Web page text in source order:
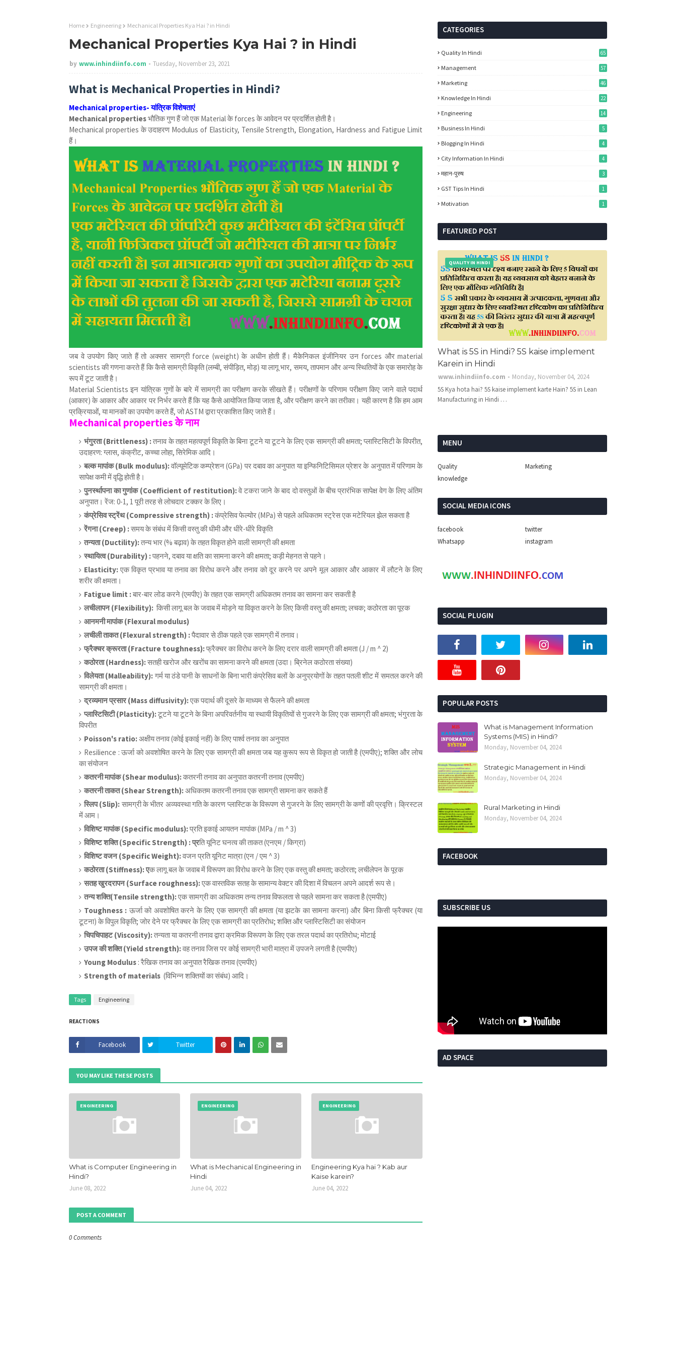
Home Engineering Mechanical Properties Kya Hai ? in Hindi
Mechanical Properties Kya Hai ? in Hindi
by www.inhindiinfo.com Tuesday, November 23, 2021
What is Mechanical Properties in Hindi?
Mechanical properties-यांत्रिक विशेषताएं
Mechanical propertiesभौतिक गुण हैं जो एक Material के forces के आवेदन पर प्रदर्शित होती है।
Mechanical properties के उदाहरण Modulus of Elasticity, Tensile Strength, Elongation, Hardness and Fatigue Limit
हैं।
जब वे उपयोग किए जाते हैं तो अक्सर सामग्री force (weight) के अधीन होती हैं। मैकेनिकल इंजीनियर उन forces और material
scientists की गणना करते हैं कि कैसे सामग्री विकृति (लम्बी, संपीड़ित, मोड़) या लागू भार, समय, तापमान और अन्य स्थितियों के एक समारोह के
रूप में टूट जाती है।
Material Scientists इन यांत्रिक गुणों के बारे में सामग्री का परीक्षण करके सीखते हैं। परीक्षणों के परिणाम परीक्षण किए जाने वाले पदार्थ
(आकार) के आकार और आकार पर निर्भर करते हैं कि यह कैसे आयोजित किया जाता है, और परीक्षण करने का तरीका। यही कारण है कि हम आम
प्रक्रियाओं, या मानकों का उपयोग करते हैं, जो ASTM द्वारा प्रकाशित किए जाते हैं।
Mechanical properties के नाम
भंगुरता (Brittleness) :तनाव के तहत महत्वपूर्ण विकृति के बिना टूटने या टूटने के लिए एक सामग्री की क्षमता; प्लास्टिसिटी के विपरीत,
उदाहरण: ग्लास, कंक्रीट, कच्चा लोहा, सिरेमिक आदि।
बल्क मापांक (Bulk modulus):वॉल्यूमेटिक कम्प्रेशन (GPa) पर दबाव का अनुपात या इन्फिनिटिसिमल प्रेशर के अनुपात में परिणाम के
सापेक्ष कमी में वृद्धि होती है।
पुनर्स्थापना का गुणांक (Coefficient of restitution):वे टकरा जाने के बाद दो वस्तुओं के बीच प्रारंभिक सापेक्ष वेग के लिए अंतिम
अनुपात। रेंज: 0-1, 1 पूरी तरह से लोचदार टक्कर के लिए।
कंप्रेसिव स्ट्रेंथ (Compressive strength) :कंप्रेसिव फेल्योर (MPa) से पहले अधिकतम स्ट्रेस एक मटेरियल झेल सकता है
रेंगना (Creep) :समय के संबंध में किसी वस्तु की धीमी और धीरे-धीरे विकृति
तन्यता (Ductility):तन्य भार (% बढ़ाव) के तहत विकृत होने वाली सामग्री की क्षमता
स्थायित्व (Durability) :पहनने, दबाव या क्षति का सामना करने की क्षमता; कड़ी मेहनत से पहने।
Elasticity:एक विकृत प्रभाव या तनाव का विरोध करने और तनाव को दूर करने पर अपने मूल आकार और आकार में लौटने के लिए
शरीर की क्षमता।
Fatigue limit :बार-बार लोड करने (एमपीए) के तहत एक सामग्री अधिकतम तनाव का सामना कर सकती है
लचीलापन (Flexibility): किसी लागू बल के जवाब में मोड़ने या विकृत करने के लिए किसी वस्तु की क्षमता; लचक; कठोरता का पूरक
आनमनी मापांक (Flexural modulus)
लचीली ताकत (Flexural strength) :पैदावार से ठीक पहले एक सामग्री में तनाव।
फ्रैक्चर क्रूरता (Fracture toughness):फ्रैक्चर का विरोध करने के लिए दरार वाली सामग्री की क्षमता (J / m ^ 2)
कठोरता (Hardness):सतही खरोज और खरोंच का सामना करने की क्षमता (उदा। ब्रिनेल कठोरता संख्या)
विलेयता (Malleability): गर्म या ठंडे पानी के साधनों के बिना भारी कंप्रेसिव बलों के अनुप्रयोगों के तहत पतली शीट में समतल करने की
सामग्री की क्षमता।
द्रव्यमान प्रसार (Mass diffusivity):एक पदार्थ की दूसरे के माध्यम से फैलने की क्षमता
प्लास्टिसिटी (Plasticity):टूटने या टूटने के बिना अपरिवर्तनीय या स्थायी विकृतियों से गुजरने के लिए एक सामग्री की क्षमता; भंगुरता के
विपरीत
Poisson's ratio:अक्षीय तनाव (कोई इकाई नहीं) के लिए पार्श्व तनाव का अनुपात
Resilience : ऊर्जा को अवशोषित करने के लिए एक सामग्री की क्षमता जब यह कुरूप रूप से विकृत हो जाती है (एमपीए); शक्ति और लोच
का संयोजन
कतरनी मापांक (Shear modulus):कतरनी तनाव का अनुपात कतरनी तनाव (एमपीए)
कतरनी ताकत (Shear Strength):अधिकतम कतरनी तनाव एक सामग्री सामना कर सकते हैं
स्लिप (Slip): सामग्री के भीतर अव्यवस्था गति के कारण प्लास्टिक के विरूपण से गुजरने के लिए सामग्री के कणों की प्रवृत्ति। क्रिस्टल
में आम।
विशिष्ट मापांक (Specific modulus):प्रति इकाई आयतन मापांक (MPa / m ^ 3)
विशिष्ट शक्ति (Specific Strength) : प्रति यूनिट घनत्व की ताकत (एनएम / किग्रा)
विशिष्ट वजन (Specific Weight):वजन प्रति यूनिट मात्रा (एन / एम ^ 3)
कठोरता (Stiffness): एक लागू बल के जवाब में विरूपण का विरोध करने के लिए एक वस्तु की क्षमता; कठोरता; लचीलेपन के पूरक
सतह खुरदरापन (Surface roughness):एक वास्तविक सतह के सामान्य वेक्टर की दिशा में विचलन अपने आदर्श रूप से।
तन्य शक्ति(Tensile strength):एक सामग्री का अधिकतम तन्य तनाव विफलता से पहले सामना कर सकता है (एमपीए)
Toughness : ऊर्जा को अवशोषित करने के लिए एक सामग्री की क्षमता (या झटके का सामना करना) और बिना किसी फ्रैक्चर (या
टूटना) के विपुल विकृति; जोर देने पर फ्रैक्चर के लिए एक सामग्री का प्रतिरोध; शक्ति और प्लास्टिसिटी का संयोजन
चिपचिपाहट (Viscosity):तन्यता या कतरनी तनाव द्वारा क्रमिक विरूपण के लिए एक तरल पदार्थ का प्रतिरोध; मोटाई
उपज की शक्ति (Yield strength):वह तनाव जिस पर कोई सामग्री भारी मात्रा में उपजने लगती है (एमपीए)
Young Modulus : रैखिक तनाव का अनुपात रैखिक तनाव (एमपीए)
Strength of materials (विभिन्न शक्तियों का संबंध) आदि।
Tags Engineering
REACTIONS
Facebook Twitter
YOU MAY LIKE THESE POSTS
ENGINEERING
What is Computer Engineering in
Hindi?
June 08, 2022
ENGINEERING
What is Mechanical Engineering in
Hindi
June 04, 2022
ENGINEERING
Engineering Kya hai ? Kab aur
Kaise karein?
June 04, 2022
POST A COMMENT
0 Comments
CATEGORIES
Quality In Hindi 65
Management 57
Marketing 46
Knowledge In Hindi 22
Engineering 14
Business In Hindi 5
Blogging In Hindi 4
City Information In Hindi 4
महान-पुरुष 3
GST Tips In Hindi 1
Motivation 1
FEATURED POST
QUALITY IN HINDI
What is 5S in Hindi? 5S kaise implement
Karein in Hindi
www.inhindiinfo.com
Monday, November 04, 2024
5S Kya hota hai? 5S kaise implement karte Hain? 5S in Lean
Manufacturing in Hindi …
MENU
Quality
Marketing
knowledge
SOCIAL MEDIA ICONS
facebook
twitter
Whatsapp
instagram
SOCIAL PLUGIN
POPULAR POSTS
What is Management Information
Systems (MIS) in Hindi?
Monday, November 04, 2024
Strategic Management in Hindi
Monday, November 04, 2024
Rural Marketing in Hindi
Monday, November 04, 2024
FACEBOOK
SUBSCRIBE US
AD SPACE